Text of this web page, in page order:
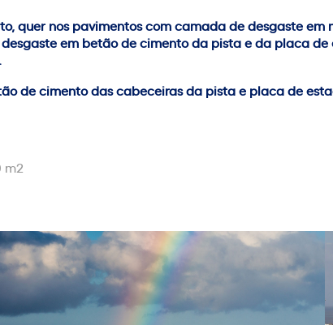
quer nos pavimentos com camada de desgaste
em betão de cimento da pista e da placa
de cimento das cabeceiras da pista e placa de
m2